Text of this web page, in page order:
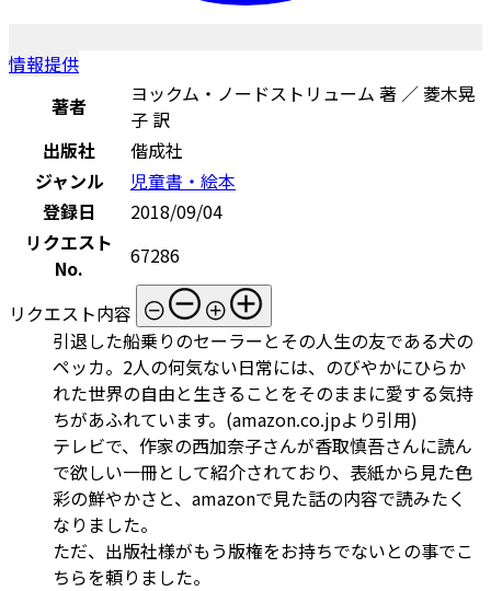
情報提供
著者
ヨックム・ノードストリューム 著 ／ 菱木晃
子 訳
出版社
偕成社
ジャンル
児童書・絵本
登録日
2018/09/04
リクエスト
No.
67286
リクエスト内容
引退した船乗りのセーラーとその人生の友である犬の
ペッカ。2人の何気ない日常には、のびやかにひらか
れた世界の自由と生きることをそのままに愛する気持
ちがあふれています。(amazon.co.jpより引用)
テレビで、作家の西加奈子さんが香取慎吾さんに読ん
で欲しい一冊として紹介されており、表紙から見た色
彩の鮮やかさと、amazonで見た話の内容で読みたく
なりました。
ただ、出版社様がもう版権をお持ちでないとの事でこ
ちらを頼りました。